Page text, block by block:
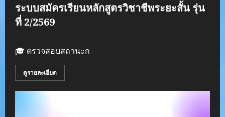
ระบบสมัครเรียนหลักสูตรวิชาชีพระยะสั้น รุ่น
ที่ 2/2569
🎓 ตรวจสอบสถานะก
ดูรายละเอียด